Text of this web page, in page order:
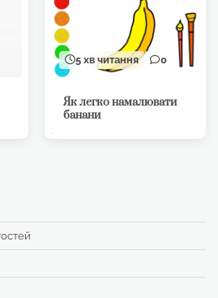
5 хв читання 0
Як легко намалювати
банани